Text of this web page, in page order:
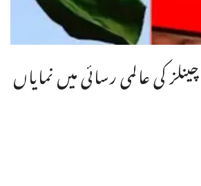
کی عالمی رسائی میں نمایاں